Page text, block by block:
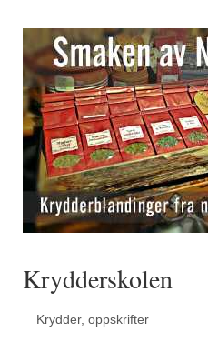
Krydderskolen
Krydder, oppskrifter